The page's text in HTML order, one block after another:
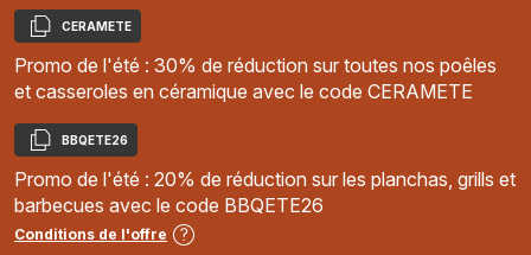
Copier
CERAMETE
Promo de l'été : 30% de réduction sur toutes nos poêles
et casseroles en céramique avec le code CERAMETE
Copier
BBQETE26
Promo de l'été : 20% de réduction sur les planchas, grills et
barbecues avec le code BBQETE26
Conditions de l'offre